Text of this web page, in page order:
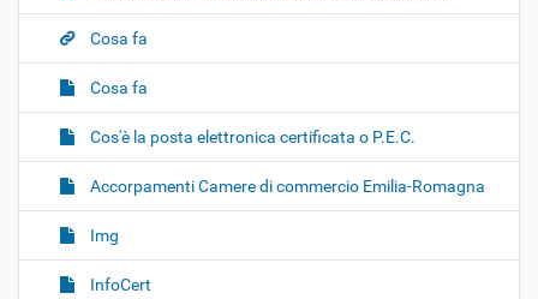
Cosa fa
Cosa fa
Cos'è la posta elettronica certificata o P.E.C.
Accorpamenti Camere di commercio Emilia-Romagna
Img
InfoCert